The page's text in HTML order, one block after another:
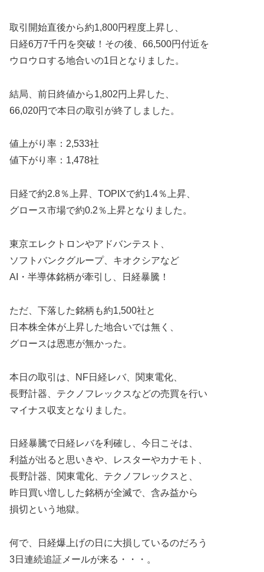
取引開始直後から約1,800円程度上昇し、
日経6万7千円を突破！その後、66,500円付近を
ウロウロする地合いの1日となりました。
結局、前日終値から1,802円上昇した、
66,020円で本日の取引が終了しました。
値上がり率：2,533社
値下がり率：1,478社
日経で約2.8％上昇、TOPIXで約1.4％上昇、
グロース市場で約0.2％上昇となりました。
東京エレクトロンやアドバンテスト、
ソフトバンクグループ、キオクシアなど
AI・半導体銘柄が牽引し、日経暴騰！
ただ、下落した銘柄も約1,500社と
日本株全体が上昇した地合いでは無く、
グロースは恩恵が無かった。
本日の取引は、NF日経レバ、関東電化、
長野計器、テクノフレックスなどの売買を行い
マイナス収支となりました。
日経暴騰で日経レバを利確し、今日こそは、
利益が出ると思いきや、レスターやカナモト、
長野計器、関東電化、テクノフレックスと、
昨日買い増しした銘柄が全滅で、含み益から
損切という地獄。
何で、日経爆上げの日に大損しているのだろう
3日連続追証メールが来る・・・。